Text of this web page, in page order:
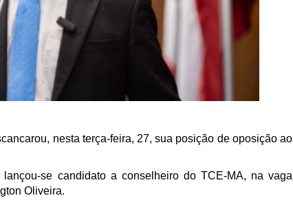
nesta terça-feira, 27, sua posição de oposição ao
se candidato a conselheiro do TCE-MA, na vaga
Oliveira.